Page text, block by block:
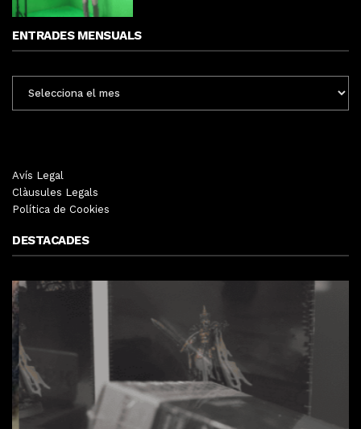
ENTRADES MENSUALS
MENSUALS
Avís Legal
Clàusules Legals
Política de Cookies
DESTACADES